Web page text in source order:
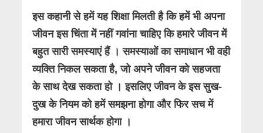
इस कहानी से हमें यह शिक्षा मिलती है कि हमें भी अपना
जीवन इस चिंता में नहीं गवांना चाहिए कि हमारे जीवन में
बहुत सारी समस्याएं हैं । समस्याओं का समाधान भी वही
व्यक्ति निकल सकता है, जो अपने जीवन को सहजता
के साथ देख सकता हो । इसलिए जीवन के इस सुख-
दुख के नियम को हमें समझना होगा और फिर सच में
हमारा जीवन सार्थक होगा ।